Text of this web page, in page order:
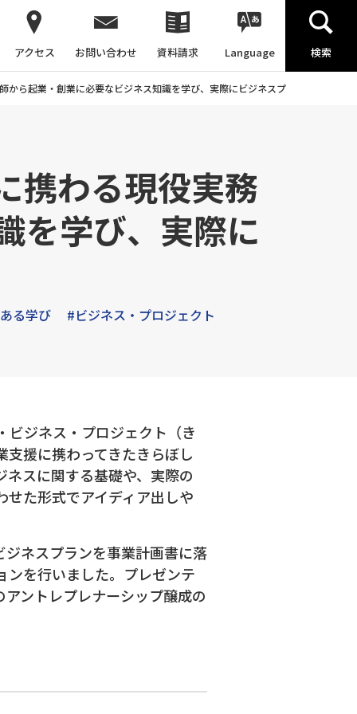
アクセス お問い合わせ 資料請求 Language 検索
から起業・創業に必要なビジネス知識を学び、実際にビジネスプランを作成・提
携わる現役実務
を学び、実際に
る学び #ビジネス・プロジェクト
ジネス・プロジェクト（き
援に携わってきたきらぼし
スに関する基礎や、実際の
た形式でアイディア出しや
ネスプランを事業計画書に落
ンを行いました。プレゼンテ
ントレプレナーシップ醸成の